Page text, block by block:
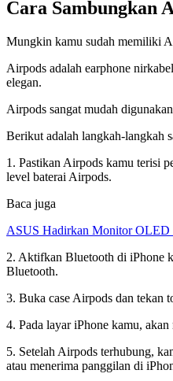
Cara Sambungkan
Mungkin kamu sudah memiliki
Airpods adalah earphone
elegan.
Airpods sangat mudah
Berikut adalah langkah-langkah
1. Pastikan Airpods kamu terisi
level baterai Airpods.
Baca juga
ASUS Hadirkan Monitor OLED
2. Aktifkan Bluetooth di iPhone
Bluetooth.
3. Buka case Airpods dan tekan
4. Pada layar iPhone kamu,
5. Setelah Airpods terhubung,
atau menerima panggilan di